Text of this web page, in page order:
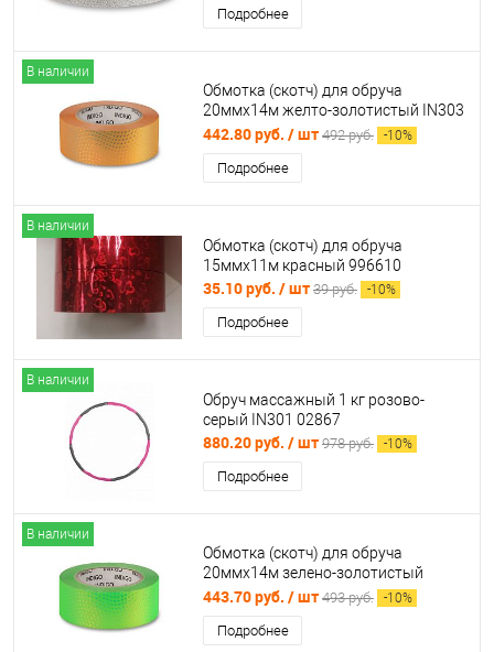
Подробнее
В наличии
Обмотка (скотч) для обруча
20ммх14м желто-золотистый IN303
02875
442.80 руб. / шт 492 руб. -10%
Подробнее
В наличии
Обмотка (скотч) для обруча
15ммх11м красный 996610
35.10 руб. / шт 39 руб. -10%
Подробнее
В наличии
Обруч массажный 1 кг розово-
серый IN301 02867
880.20 руб. / шт 978 руб. -10%
Подробнее
В наличии
Обмотка (скотч) для обруча
20ммх14м зелено-золотистый
IN303 02873
443.70 руб. / шт 493 руб. -10%
Подробнее